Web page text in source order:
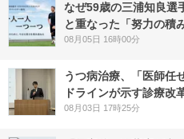
なぜ59歳の三浦知良
と重なった「努力の積
08月05日 16時00分
うつ病治療、「医師
ドラインが示す診療改
08月03日 17時25分